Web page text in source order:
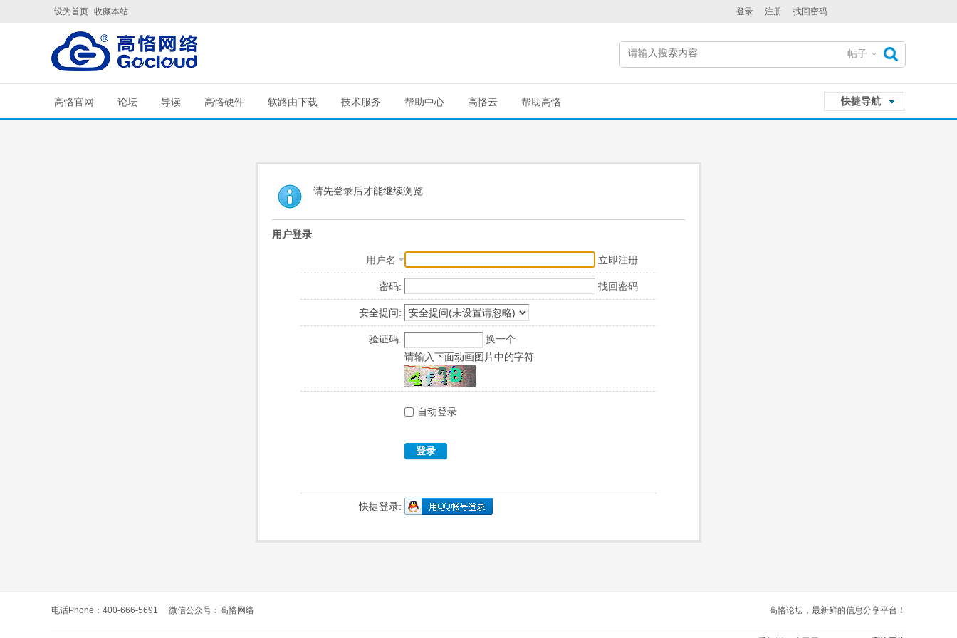
设为首页 收藏本站 登录 注册 找回密码
帖子
快捷导航
高恪官网 论坛 导读 高恪硬件 软路由下载 技术服务 帮助中心 高恪云 帮助高恪
请先登录后才能继续浏览
用户登录
用户名 立即注册
密码: 找回密码
安全提问:
验证码:
换一个
请输入下面动画图片中的字符
自动登录
登录
快捷登录:
电话Phone：400-666-5691 微信公众号：高恪网络 高恪论坛，最新鲜的信息分享平台！